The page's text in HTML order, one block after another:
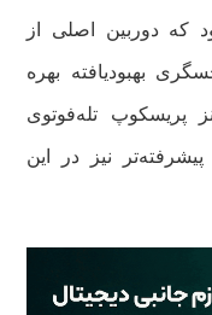
بود که دوربین اصلی از
بهبودیافته بهره
پریسکوپ تله‌فوتوی
نیز در این